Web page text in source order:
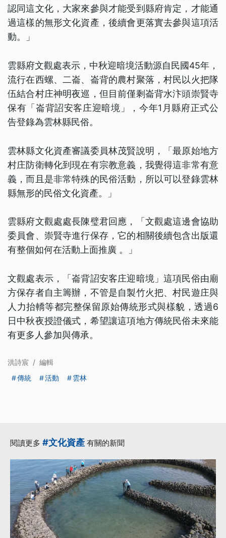
認同這文化，大家來參與才能受到縣府肯定，才能通
過這樣的無形文化資產，後續會更落實去參與這項活
動。」
雲縣府文觀處表示，中秋迎暗境活動源自民國45年，
流行在西螺、二崙、崙背的農村聚落，村民以火把隊
伍結合村庄神明夜巡，但目前僅剩崙背水汴頭崇賢寺
保有「崙背詔安客庄迎暗境」，今年1月縣府正式公
告登錄為雲林縣民俗。
雲林縣文化資產審議委員林茂賢說明，「最原始地方
村庄防衛轉化到現在有宗教意義，我覺得這非常有意
義，而且是非常特殊的民俗活動，所以可以登錄雲林
縣無形的民俗文化資產。」
雲縣府文觀處處長陳璧君回應，「文觀處這邊會協助
委員會、崇賢寺進行保存，它的相關後續包含出版還
有整個如何在活動上面推廣 。」
文觀處表示，「崙背詔安客庄迎暗境」這項民俗由廟
方保存者自主籌辦，不管是自製竹火把、村民遊庄與
人力抬轎等都完整保留原始傳統形式與樣貌，透過6
日中秋夜授證儀式，希望讓這項地方傳統民俗未來能
有更多人參加與傳承。
洪詩宸 / 編輯
傳統
活動 雲林
閱讀更多 #文化資產 有關的新聞